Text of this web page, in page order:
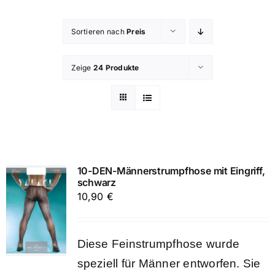
Sortieren nachPreis
Zeige 24 Produkte
10-DEN-Männerstrumpfhose mit Eingriff,
schwarz
10,90 €
Diese Feinstrumpfhose wurde
speziell für Männer entworfen. Sie